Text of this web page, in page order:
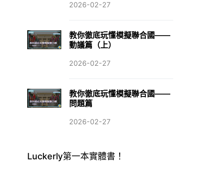
2026-02-27
教你徹底玩懂模擬聯合國——
動議篇（上）
2026-02-27
教你徹底玩懂模擬聯合國——
問題篇
2026-02-27
Luckerly第一本實體書！